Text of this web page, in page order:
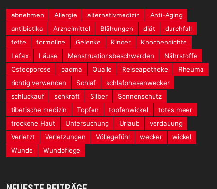
abnehmen Allergie alternativmedizin
Anti-Aging
antibiotika
Arzneimittel Blähungen diät
durchfall
fette
formoline Gelenke Kinder
Knochendichte
Lefax
Läuse Menstruationsbeschwerden
Nährstoffe
Osteoporose
padma Qualle Reiseapotheke
Rheuma
richtig verwenden
Schlaf
schlafphasenwecker
schluckauf
sehkraft Silber
Sonnenschutz
tibetische medizin
Topfen topfenwickel
totes meer
trockene Haut
Untersuchung Urlaub
verdauung
Verletzt
Verletzungen Völlegefühl wecker
wickel
Wunde
Wundpflege